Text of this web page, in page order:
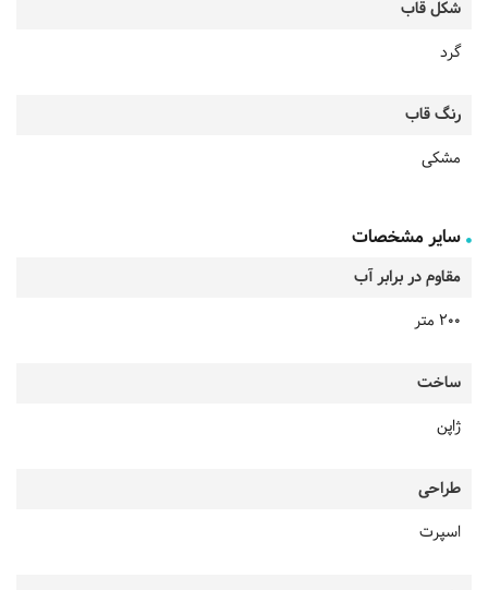
شکل قاب
گرد
رنگ قاب
مشکی
سایر مشخصات
مقاوم در برابر آب
200 متر
ساخت
ژاپن
طراحی
اسپرت